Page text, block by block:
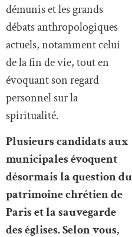
démunis et les grands
débats anthropologiques
actuels, notamment celui
de la fin de vie, tout en
évoquant son regard
personnel sur la
spiritualité.
Plusieurs candidats aux
municipales évoquent
désormais la question du
patrimoine chrétien de
Paris et la sauvegarde
des églises. Selon vous,